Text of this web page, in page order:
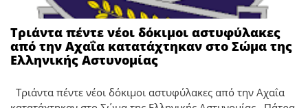
Τριάντα πέντε νέοι δόκιμοι αστυφύλακες
από την Αχαΐα κατατάχτηκαν στο Σώμα της
Ελληνικής Αστυνομίας
Τριάντα πέντε νέοι δόκιμοι αστυφύλακες από την Αχαΐα